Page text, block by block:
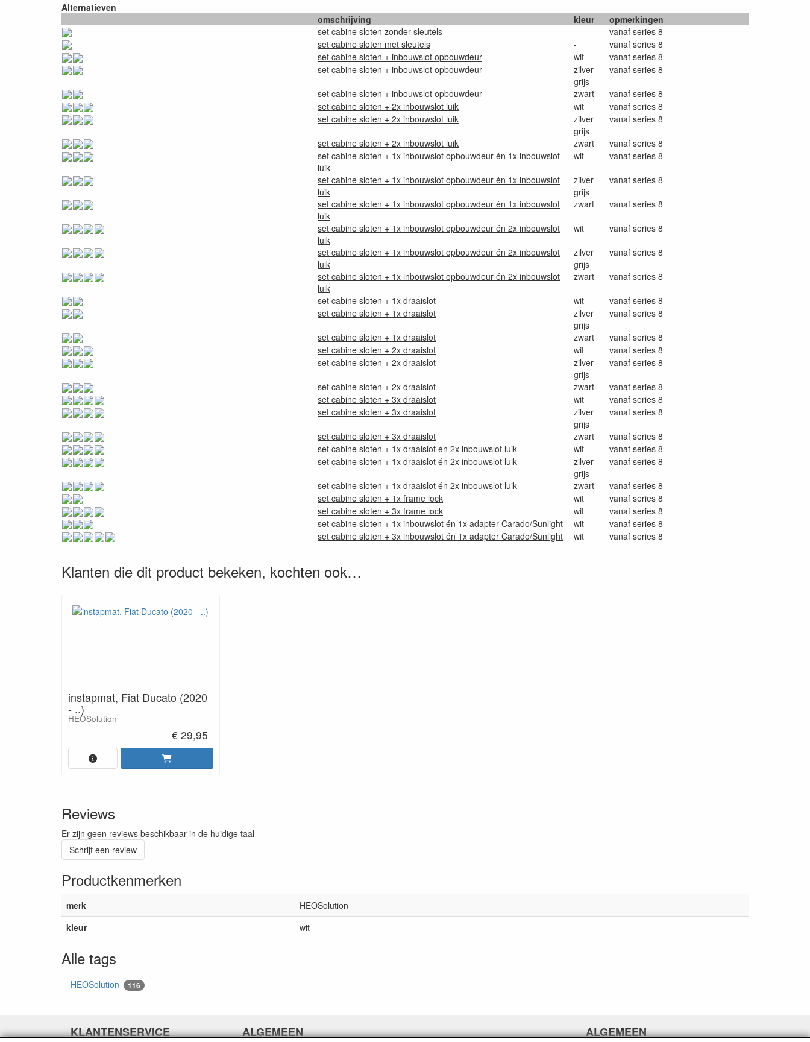
Alternatieven
omschrijving
kleur
opmerkingen
set cabine sloten zonder sleutels
-
vanaf series 8
set cabine sloten met sleutels
-
vanaf series 8
set cabine sloten + inbouwslot opbouwdeur
wit
vanaf series 8
set cabine sloten + inbouwslot opbouwdeur
zilver
grijs
vanaf series 8
set cabine sloten + inbouwslot opbouwdeur
zwart
vanaf series 8
set cabine sloten + 2x inbouwslot luik
wit
vanaf series 8
set cabine sloten + 2x inbouwslot luik
zilver
grijs
vanaf series 8
set cabine sloten + 2x inbouwslot luik
zwart
vanaf series 8
set cabine sloten + 1x inbouwslot opbouwdeur én 1x inbouwslot
luik
wit
vanaf series 8
set cabine sloten + 1x inbouwslot opbouwdeur én 1x inbouwslot
luik
zilver
grijs
vanaf series 8
set cabine sloten + 1x inbouwslot opbouwdeur én 1x inbouwslot
luik
zwart
vanaf series 8
set cabine sloten + 1x inbouwslot opbouwdeur én 2x inbouwslot
luik
wit
vanaf series 8
set cabine sloten + 1x inbouwslot opbouwdeur én 2x inbouwslot
luik
zilver
grijs
vanaf series 8
set cabine sloten + 1x inbouwslot opbouwdeur én 2x inbouwslot
luik
zwart
vanaf series 8
set cabine sloten + 1x draaislot
wit
vanaf series 8
set cabine sloten + 1x draaislot
zilver
grijs
vanaf series 8
set cabine sloten + 1x draaislot
zwart
vanaf series 8
set cabine sloten + 2x draaislot
wit
vanaf series 8
set cabine sloten + 2x draaislot
zilver
grijs
vanaf series 8
set cabine sloten + 2x draaislot
zwart
vanaf series 8
set cabine sloten + 3x draaislot
wit
vanaf series 8
set cabine sloten + 3x draaislot
zilver
grijs
vanaf series 8
set cabine sloten + 3x draaislot
zwart
vanaf series 8
set cabine sloten + 1x draaislot én 2x inbouwslot luik
wit
vanaf series 8
set cabine sloten + 1x draaislot én 2x inbouwslot luik
zilver
grijs
vanaf series 8
set cabine sloten + 1x draaislot én 2x inbouwslot luik
zwart
vanaf series 8
set cabine sloten + 1x frame lock
wit
vanaf series 8
set cabine sloten + 3x frame lock
wit
vanaf series 8
set cabine sloten + 1x inbouwslot én 1x adapter Carado/Sunlight
wit
vanaf series 8
set cabine sloten + 3x inbouwslot én 1x adapter Carado/Sunlight
wit vanaf series 8
Klanten die dit product bekeken, kochten ook…
instapmat, Fiat Ducato (2020
- ..)
HEOSolution
€ 29,95
Reviews
Er zijn geen reviews beschikbaar in de huidige taal
Schrijf een review
Productkenmerken
merk
HEOSolution
kleur
wit
Alle tags
HEOSolution 116
KLANTENSERVICE ALGEMEEN ALGEMEEN